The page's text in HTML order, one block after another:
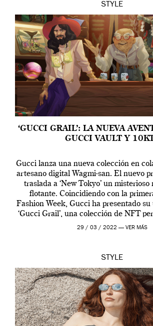
STYLE
‘GUCCI GRAIL’: LA NUEVA
GUCCI VAULT Y
Gucci lanza una nueva colección en
artesano digital Wagmi-san. El nuevo
traslada a ‘New Tokyo’ un
flotante. Coincidiendo con la
Fashion Week, Gucci ha presentado
‘Gucci Grail’, una colección de NFT
Alessandro Michele, director creativo
29 / 03 / 2022 — VER MÁS
STYLE